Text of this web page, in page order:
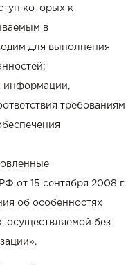
которых к
в
для выполнения
информации,
требованиям
от 15 сентября 2008 г.
об особенностях
осуществляемой без